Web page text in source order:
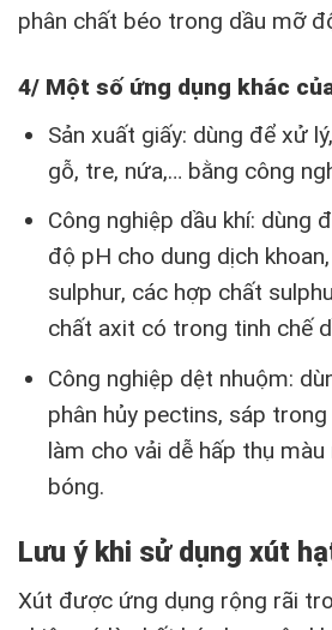
phân chất béo trong dầu mỡ
4/ Một số ứng dụng khác
Sản xuất giấy: dùng để xử
gỗ, tre, nứa,… bằng công
Công nghiệp dầu khí: dùng
độ pH cho dung dịch
sulphur, các hợp chất
chất axit có trong tinh chế
Công nghiệp dệt nhuộm:
phân hủy pectins, sáp
làm cho vải dễ hấp thụ
bóng.
Lưu ý khi sử dụng xút
Xút được ứng dụng rộng rãi